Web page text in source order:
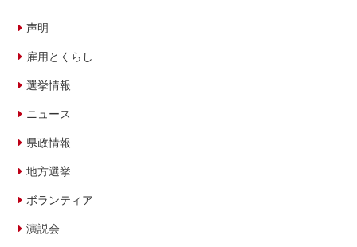
声明
雇用とくらし
選挙情報
ニュース
県政情報
地方選挙
ボランティア
演説会